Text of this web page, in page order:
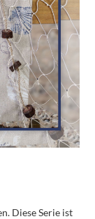
Diese Serie ist